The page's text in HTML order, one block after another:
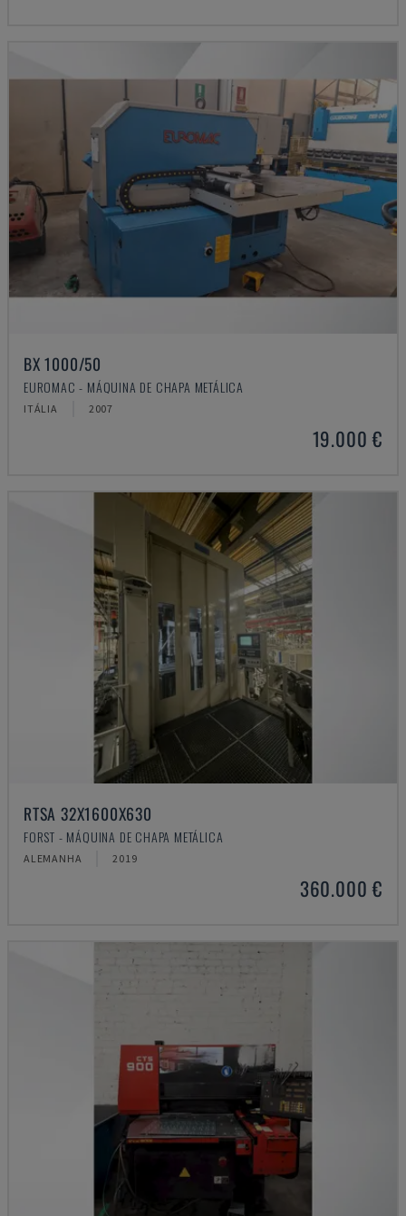
BX 1000/50
EUROMAC - MÁQUINA DE CHAPA METÁLICA
ITÁLIA 2007
19.000 €
RTSA 32X1600X630
FORST - MÁQUINA DE CHAPA METÁLICA
ALEMANHA 2019
360.000 €